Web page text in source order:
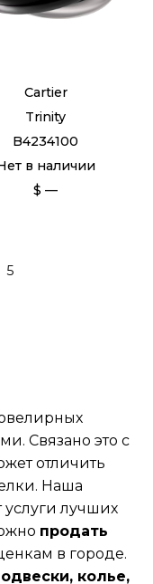
Cartier
Trinity
B4234100
в наличии
$ —
5
Связано это с
отличить
Наша
услуги лучших
продать
в городе.
колье,